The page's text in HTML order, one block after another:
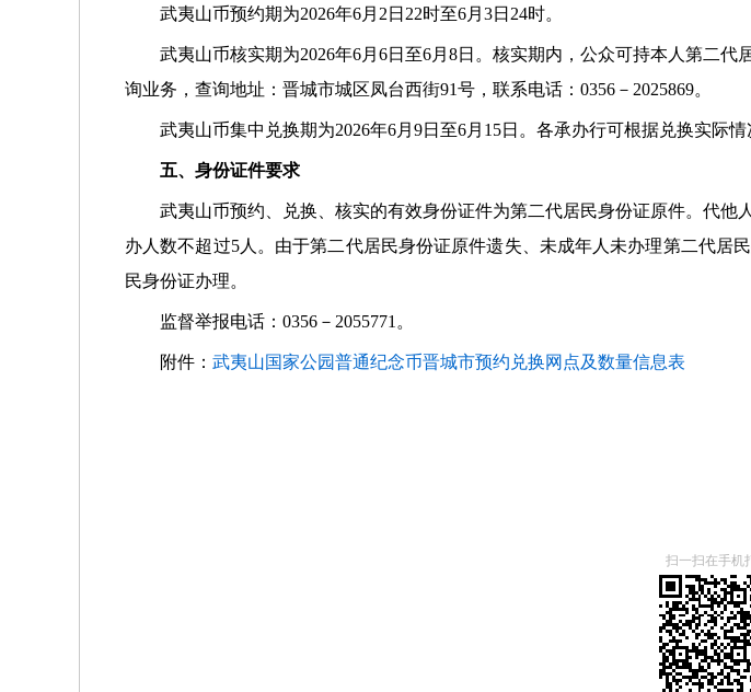
武夷山币预约期为2026年6月2日22时至6月3日24时。
武夷山币核实期为2026年6月6日至6月8日。核实期内，公众可持本人第二
询业务，查询地址：晋城市城区凤台西街91号，联系电话：0356－2025869。
武夷山币集中兑换期为2026年6月9日至6月15日。各承办行可根据兑换实际
五、身份证件要求
武夷山币预约、兑换、核实的有效身份证件为第二代居民身份证原件。代
办人数不超过5人。由于第二代居民身份证原件遗失、未成年人未办理第二代
民身份证办理。
监督举报电话：0356－2055771。
附件： 武夷山国家公园普通纪念币晋城市预约兑换网点及数量信息表
扫一扫在手机